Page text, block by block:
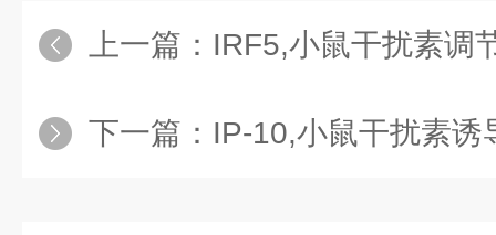
上一篇： IRF5,小鼠干扰素调节
下一篇： IP-10,小鼠干扰素诱导